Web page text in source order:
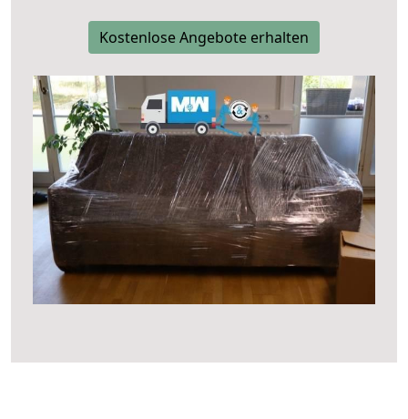
Kostenlose Angebote erhalten